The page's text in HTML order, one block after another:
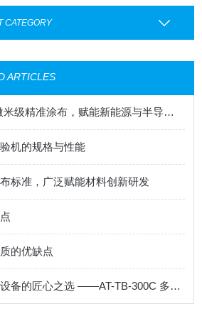
CATEGORY
ARTICLES
狭缝涂布试验机-微米级精准涂布，赋能新能源与半导体科研创新
机的规格与性能
标准，广泛赋能材料创新研发
的优缺点
深耕十七载，涂布设备的匠心之选 ——AT-TB-300C 多功能涂布试验机